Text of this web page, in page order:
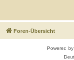
Foren-Übersicht
Powered by